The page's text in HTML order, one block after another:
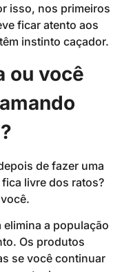
isso, nos primeiros
ficar atento aos
instinto caçador.
ou você
de fazer uma
livre dos ratos?
elimina a população
Os produtos
se você continuar